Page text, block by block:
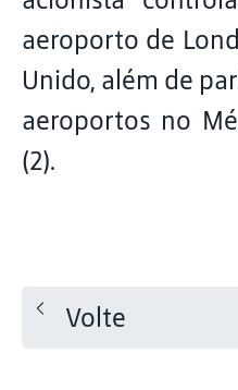
aeroporto de
Unido, além de
aeroportos no
(2).
Volte